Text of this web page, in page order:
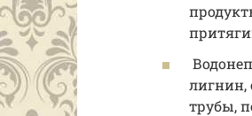
лигнин,
трубы,